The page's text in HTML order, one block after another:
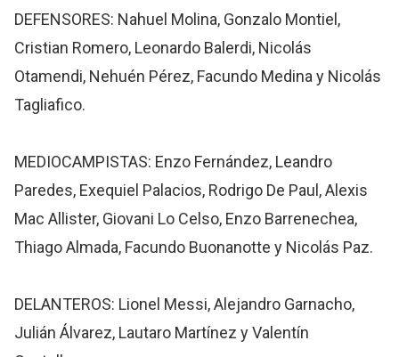
DEFENSORES: Nahuel Molina, Gonzalo Montiel,
Cristian Romero, Leonardo Balerdi, Nicolás
Otamendi, Nehuén Pérez, Facundo Medina y Nicolás
Tagliafico.
MEDIOCAMPISTAS: Enzo Fernández, Leandro
Paredes, Exequiel Palacios, Rodrigo De Paul, Alexis
Mac Allister, Giovani Lo Celso, Enzo Barrenechea,
Thiago Almada, Facundo Buonanotte y Nicolás Paz.
DELANTEROS: Lionel Messi, Alejandro Garnacho,
Julián Álvarez, Lautaro Martínez y Valentín